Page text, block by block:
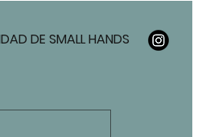
DE SMALL HANDS